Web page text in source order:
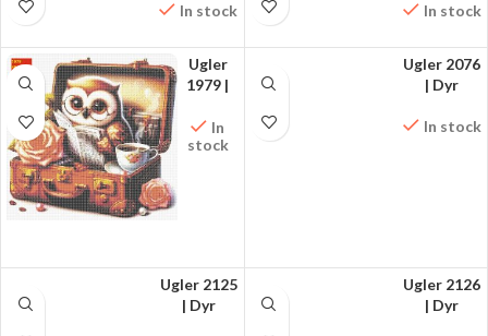
In stock In stock
Ugler
1979 |
In
stock
FÅ MØNSTRET PÅ
Ugler 2076
| Dyr
In stock
FÅ MØNSTRET PÅ
Ugler 2125
| Dyr
FÅ MØNSTRET PÅ
Ugler 2126
| Dyr